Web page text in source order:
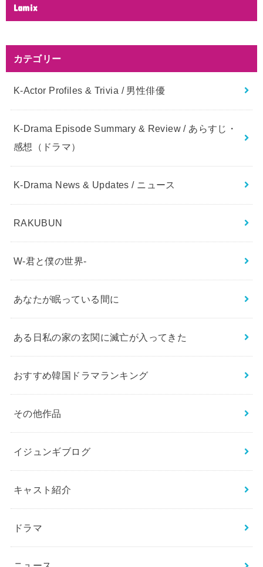
Lamix
カテゴリー
K-Actor Profiles & Trivia / 男性俳優
K-Drama Episode Summary & Review / あらすじ・
感想（ドラマ）
K-Drama News & Updates / ニュース
RAKUBUN
W-君と僕の世界-
あなたが眠っている間に
ある日私の家の玄関に滅亡が入ってきた
おすすめ韓国ドラマランキング
その他作品
イジュンギブログ
キャスト紹介
ドラマ